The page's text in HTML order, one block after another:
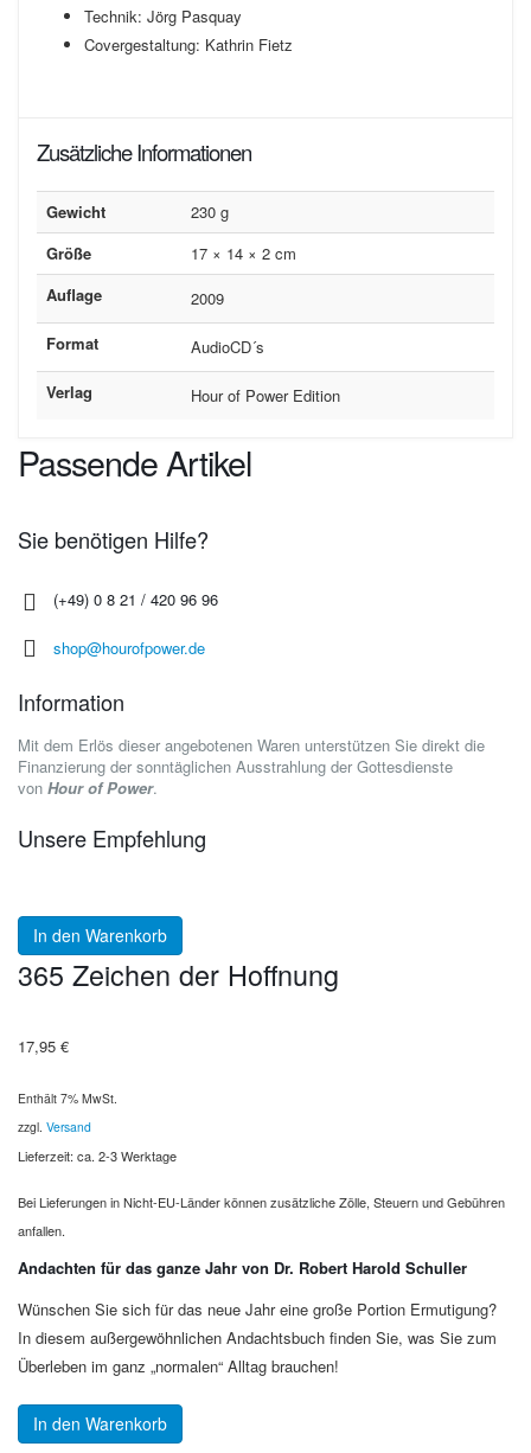
Technik: Jörg Pasquay
Covergestaltung: Kathrin Fietz
Zusätzliche Informationen
Gewicht
230 g
Größe
17 × 14 × 2 cm
Auflage
2009
Format
AudioCD´s
Verlag
Hour of Power Edition
Passende Artikel
Sie benötigen Hilfe?
(+49) 0 8 21 / 420 96 96
shop@hourofpower.de
Information
Mit dem Erlös dieser angebotenen Waren unterstützen Sie direkt die
Finanzierung der sonntäglichen Ausstrahlung der Gottesdienste
von Hour of Power.
Unsere Empfehlung
In den Warenkorb
365 Zeichen der Hoffnung
17,95 €
Enthält 7% MwSt.
zzgl. Versand
Lieferzeit: ca. 2-3 Werktage
Bei Lieferungen in Nicht-EU-Länder können zusätzliche Zölle, Steuern und Gebühren
anfallen.
Andachten für das ganze Jahr von Dr. Robert Harold Schuller
Wünschen Sie sich für das neue Jahr eine große Portion Ermutigung?
In diesem außergewöhnlichen Andachtsbuch finden Sie, was Sie zum
Überleben im ganz „normalen“ Alltag brauchen!
In den Warenkorb